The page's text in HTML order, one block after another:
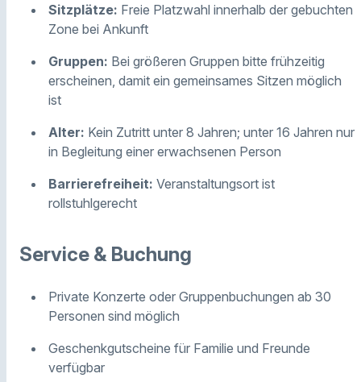
Sitzplätze: Freie Platzwahl innerhalb der gebuchten
Zone bei Ankunft
Gruppen: Bei größeren Gruppen bitte frühzeitig
erscheinen, damit ein gemeinsames Sitzen möglich
ist
Alter: Kein Zutritt unter 8 Jahren; unter 16 Jahren nur
in Begleitung einer erwachsenen Person
Barrierefreiheit: Veranstaltungsort ist
rollstuhlgerecht
Service & Buchung
Private Konzerte oder Gruppenbuchungen ab 30
Personen sind möglich
Geschenkgutscheine für Familie und Freunde
verfügbar